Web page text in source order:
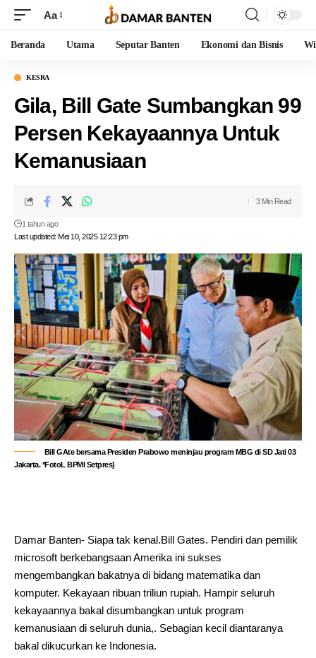
Aa
Beranda Utama Seputar Banten Ekonomi dan Bisnis
KESRA
Gila, Bill Gate Sumbangkan 99
Persen Kekayaannya Untuk
Kemanusiaan
Last updated: Mei 10, 2025 12:23 pm
1 tahun ago
3 Min Read
Bill GAte bersama Presiden Prabowo meninjau program MBG di SD Jati 03
Jakarta. *FotoL BPMI Setpres)
Damar Banten- Siapa tak kenal.Bill Gates. Pendiri dan pemilik
microsoft berkebangsaan Amerika ini sukses
mengembangkan bakatnya di bidang matematika dan
komputer. Kekayaan ribuan triliun rupiah. Hampir seluruh
kekayaannya bakal disumbangkan untuk program
kemanusiaan di seluruh dunia,. Sebagian kecil diantaranya
bakal dikucurkan ke Indonesia.